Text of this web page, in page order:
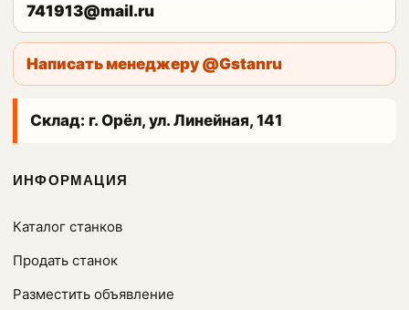
741913@mail.ru
Написать менеджеру @Gstanru
Склад: г. Орёл, ул. Линейная, 141
ИНФОРМАЦИЯ
Каталог станков
Продать станок
Разместить объявление